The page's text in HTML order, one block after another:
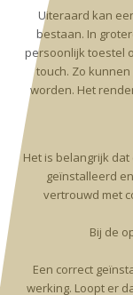
Uiteraard kan
bestaan. In
persoonlijk toestel
touch. Zo
worden. Het
Het is belangrijk
geïnstalleerd
vertrouwd met
Bij de
Een correct
werking. Loopt er